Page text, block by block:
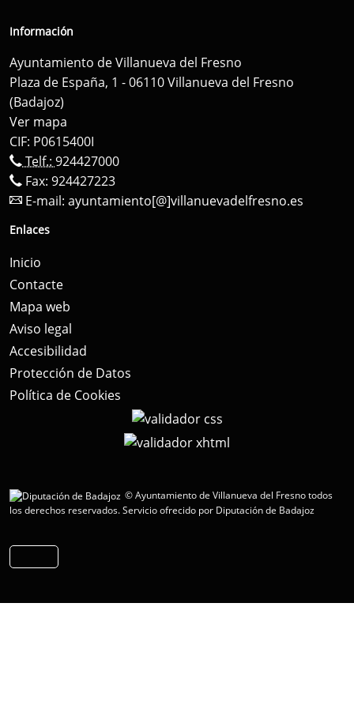
Información
Ayuntamiento de Villanueva del Fresno
Plaza de España, 1 - 06110 Villanueva del Fresno
(Badajoz)
Ver mapa
CIF: P0615400I
Telf.: 924427000
Fax: 924427223
E-mail: ayuntamiento[@]villanuevadelfresno.es
Enlaces
Inicio
Contacte
Mapa web
Aviso legal
Accesibilidad
Protección de Datos
Política de Cookies
© Ayuntamiento de Villanueva del Fresno todos
los derechos reservados.Servicio ofrecido por Diputación de Badajoz